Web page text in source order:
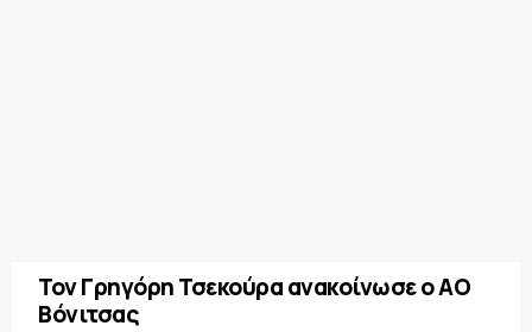
Τον Γρηγόρη Τσεκούρα ανακοίνωσε ο ΑΟ
Βόνιτσας